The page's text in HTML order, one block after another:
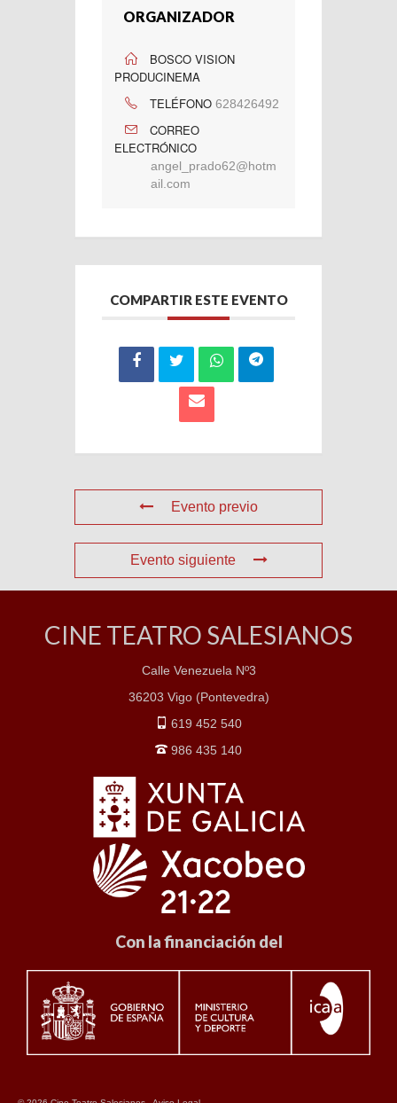
ORGANIZADOR
BOSCO VISION
PRODUCINEMA
TELÉFONO 628426492
CORREO
ELECTRÓNICO
angel_prado62@hotm
ail.com
COMPARTIR ESTE EVENTO
Evento previo
Evento siguiente
CINE TEATRO SALESIANOS
Calle Venezuela Nº3
36203 Vigo (Pontevedra)
619 452 540
986 435 140
Con la financiación del